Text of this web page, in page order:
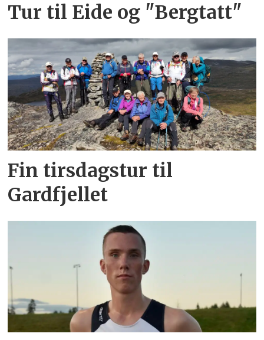
Tur til Eide og "Bergtatt"
Fin tirsdagstur til
Gardfjellet